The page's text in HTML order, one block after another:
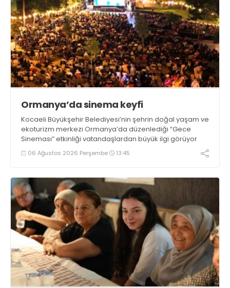
Ormanya’da sinema keyfi
Kocaeli Büyükşehir Belediyesi’nin şehrin doğal yaşam ve
ekoturizm merkezi Ormanya’da düzenlediği “Gece
Sineması” etkinliği vatandaşlardan büyük ilgi görüyor
06 Ağustos 2026 Perşembe 13:45